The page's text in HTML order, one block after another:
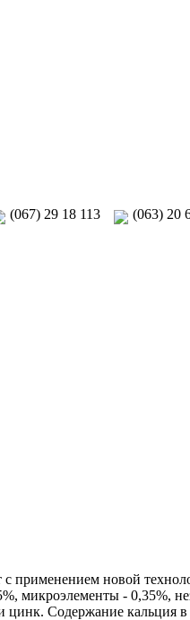
(063) 20
(067) 29 18 113
применением новой
микроэлементы - 0,35%,
Содержание кальция в